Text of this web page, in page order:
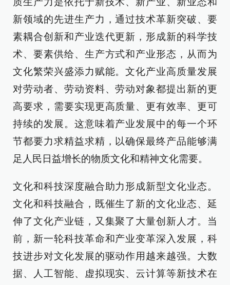
新领域的先进生产力，通过技术革新突破、要
素耦合创新和产业迭代更新，形成新的科学技
术、要素供给、生产方式和产业形态，从而为
文化繁荣兴盛添力赋能。文化产业高质量发展
对劳动者、劳动资料、劳动对象都提出新的更
高要求，需要实现更高质量、更有效率、更可
持续的发展。这意味着产业发展中的每一个环
节都要力求精益求精，以确保最终产品能够满
足人民日益增长的物质文化和精神文化需要。
文化和科技深度融合助力形成新型文化业态。
文化和科技融合，既催生了新的文化业态、延
伸了文化产业链，又集聚了大量创新人才。当
前，新一轮科技革命和产业变革深入发展，科
技进步对文化发展的驱动作用越来越强。大数
据、人工智能、虚拟现实、云计算等新技术在